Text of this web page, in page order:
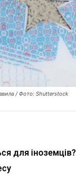
/ Фото: Shutterstock
для іноземців?